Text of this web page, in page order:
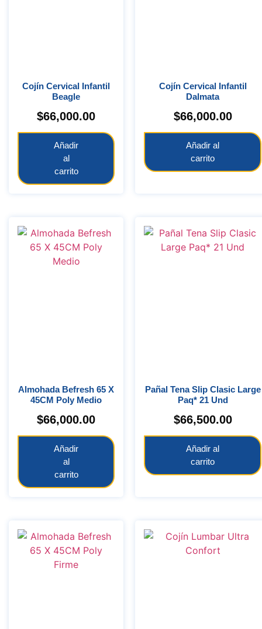
Cojín Cervical Infantil
Beagle
$66,000.00
Añadir
al
carrito
Cojín Cervical Infantil
Dalmata
$66,000.00
Añadir al
carrito
Almohada Befresh 65 X
45CM Poly Medio
$66,000.00
Añadir
al
carrito
Pañal Tena Slip Clasic Large
Paq* 21 Und
$66,500.00
Añadir al
carrito